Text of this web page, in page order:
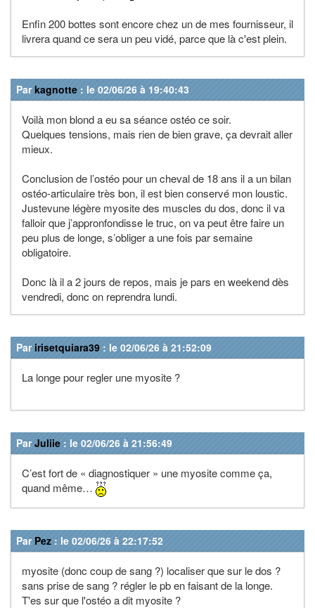
Enfin 200 bottes sont encore chez un de mes fournisseur, il
livrera quand ce sera un peu vidé, parce que là c'est plein.
Parkagnotte : le 02/06/26 à 19:40:43
Voilà mon blond a eu sa séance ostéo ce soir.
Quelques tensions, mais rien de bien grave, ça devrait aller
mieux.
Conclusion de l’ostéo pour un cheval de 18 ans il a un bilan
ostéo-articulaire très bon, il est bien conservé mon loustic.
Justevune légère myosite des muscles du dos, donc il va
falloir que j’appronfondisse le truc, on va peut être faire un
peu plus de longe, s’obliger a une fois par semaine
obligatoire.
Donc là il a 2 jours de repos, mais je pars en weekend dès
vendredi, donc on reprendra lundi.
Par irisetquiara39 : le 02/06/26 à 21:52:09
La longe pour regler une myosite ?
ParJuliie : le 02/06/26 à 21:56:49
C’est fort de « diagnostiquer » une myosite comme ça,
quand même…
Par Pez : le 02/06/26 à 22:17:52
myosite (donc coup de sang ?) localiser que sur le dos ?
sans prise de sang ? régler le pb en faisant de la longe.
T'es sur que l'ostéo a dit myosite ?